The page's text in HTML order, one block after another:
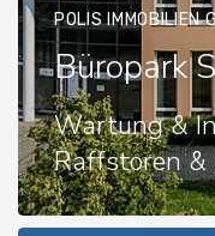
POLIS IMMOBILIEN
Büropark
Wartung &
Raffstoren &